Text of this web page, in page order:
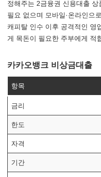
정해주는 2금융권 신용대출
필요 없으며 모바일·온라인으
캐피탈 인수 이후 공격적인 영
게 목돈이 필요한 주부에게 적
카카오뱅크 비상금대출
항목
금리
한도
자격
기간